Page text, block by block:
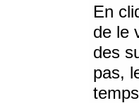
En
de le
des
pas,